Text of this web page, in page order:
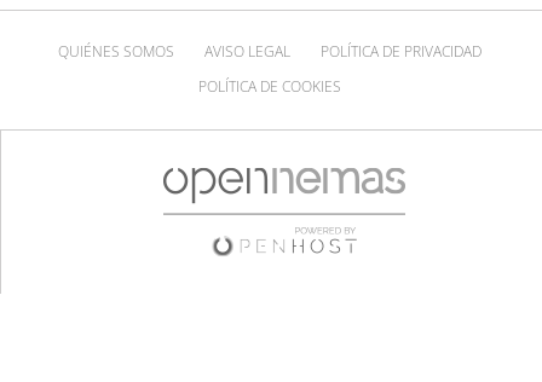
QUIÉNES SOMOS AVISO LEGAL
POLÍTICA DE PRIVACIDAD
POLÍTICA DE COOKIES